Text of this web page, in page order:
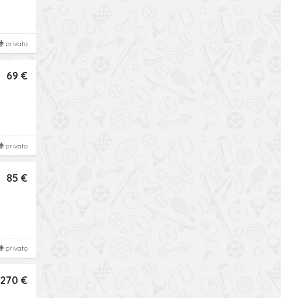
privato
69 €
privato
85 €
privato
270 €